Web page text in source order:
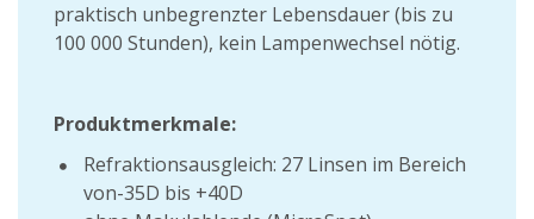
praktisch unbegrenzter Lebensdauer (bis zu
100 000 Stunden), kein Lampenwechsel nötig.
Produktmerkmale:
Refraktionsausgleich: 27 Linsen im Bereich
von-35D bis +40D